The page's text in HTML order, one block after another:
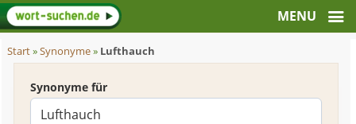
Start»Synonyme» Lufthauch
Synonyme für